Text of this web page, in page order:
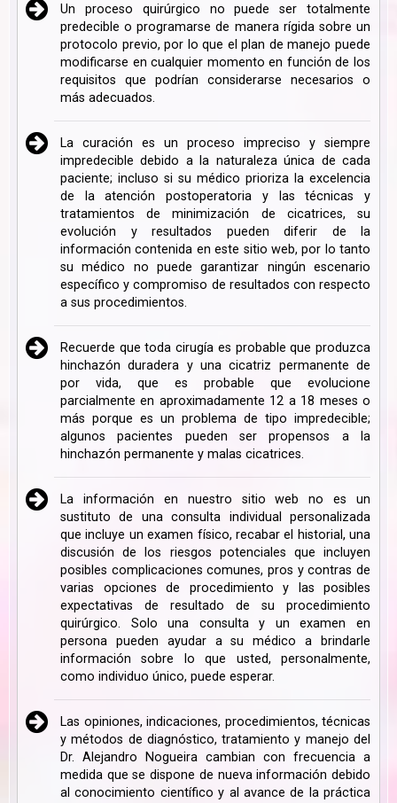
Un proceso quirúrgico no puede ser totalmente
predecible o programarse de manera rígida sobre un
protocolo previo, por lo que el plan de manejo puede
modificarse en cualquier momento en función de los
requisitos que podrían considerarse necesarios o
más adecuados.
La curación es un proceso impreciso y siempre
impredecible debido a la naturaleza única de cada
paciente; incluso si su médico prioriza la excelencia
de la atención postoperatoria y las técnicas y
tratamientos de minimización de cicatrices, su
evolución y resultados pueden diferir de la
información contenida en este sitio web, por lo tanto
su médico no puede garantizar ningún escenario
específico y compromiso de resultados con respecto
a sus procedimientos.
Recuerde que toda cirugía es probable que produzca
hinchazón duradera y una cicatriz permanente de
por vida, que es probable que evolucione
parcialmente en aproximadamente 12 a 18 meses o
más porque es un problema de tipo impredecible;
algunos pacientes pueden ser propensos a la
hinchazón permanente y malas cicatrices.
La información en nuestro sitio web no es un
sustituto de una consulta individual personalizada
que incluye un examen físico, recabar el historial, una
discusión de los riesgos potenciales que incluyen
posibles complicaciones comunes, pros y contras de
varias opciones de procedimiento y las posibles
expectativas de resultado de su procedimiento
quirúrgico. Solo una consulta y un examen en
persona pueden ayudar a su médico a brindarle
información sobre lo que usted, personalmente,
como individuo único, puede esperar.
Las opiniones, indicaciones, procedimientos, técnicas
y métodos de diagnóstico, tratamiento y manejo del
Dr. Alejandro Nogueira cambian con frecuencia a
medida que se dispone de nueva información debido
al conocimiento científico y al avance de la práctica